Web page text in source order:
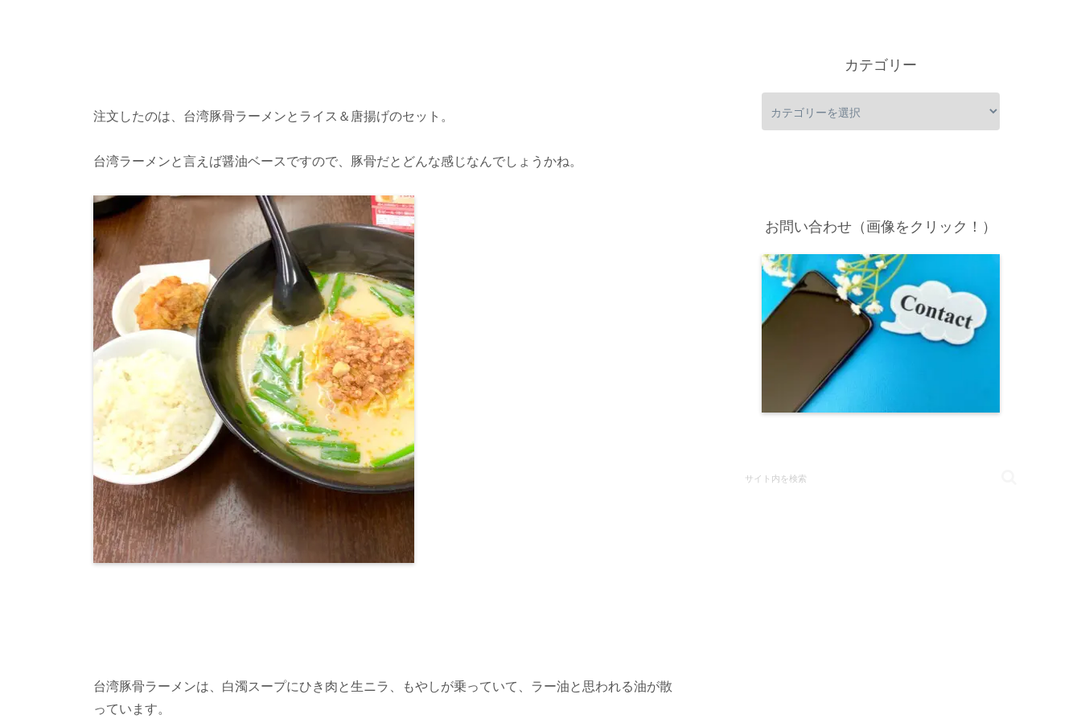
注文したのは、台湾豚骨ラーメンとライス＆唐揚げのセット。
台湾ラーメンと言えば醤油ベースですので、豚骨だとどんな感じなんでしょうかね。
台湾豚骨ラーメンは、白濁スープにひき肉と生ニラ、もやしが乗っていて、ラー油と思われる油が散
っています。
カテゴリー
お問い合わせ（画像をクリック！）